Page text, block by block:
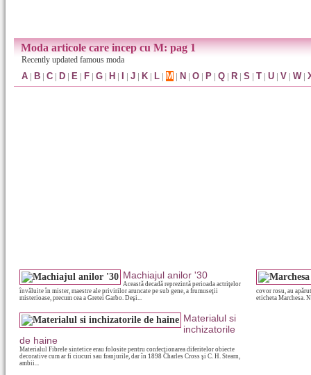
Moda articole care incep cu M: pag 1
Recently updated famous moda
A | B | C | D | E | F | G | H | | J | K | L | M | N | O | P | Q | R | S | T | U | V | W|
Machiajul anilor '30
Această decadă reprezintă perioada actriţelor
învăluite în mister, maestre ale privirilor aruncate pe sub gene, a frumuseţii
misterioase, precum cea a Gretei Garbo. Deşi...
covor rosu, au
eticheta Marchesa.
Materialul si
inchizatorile
de haine
Materialul Fibrele sintetice erau folosite pentru confecţionarea diferitelor obiecte
decorative cum ar fi ciucuri sau franjurile, dar în 1898 Charles Cross şi C. H. Stearn,
ambii...